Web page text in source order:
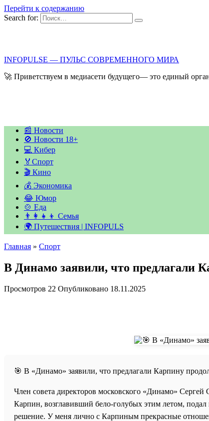
Перейти к содержанию
Search for:
INFOPULSE — ПУЛЬС СОВРЕМЕННОГО МИРА
🚀 Приветствуем в медиасети будущего— это единый
📰 Новости
🚫 Новости 18+
💻 Кибер
🏅Спорт
🎬 Кино
💰 Экономика
😂 Юмор
🍲 Еда
👨‍👩‍👧‍👦 Семья
🌍 Путешествия | INFOPULS
Главная » Спорт
В Динамо заявили, что предлагали
Просмотров 22 Опубликовано 18.11.2025
🎯 В «Динамо» заявили, что предлагали Карпину
Член совета директоров московского «Динамо»
Карпин, возглавивший бело-голубых этим летом,
решение. У меня лично с Карпиным прекрасные